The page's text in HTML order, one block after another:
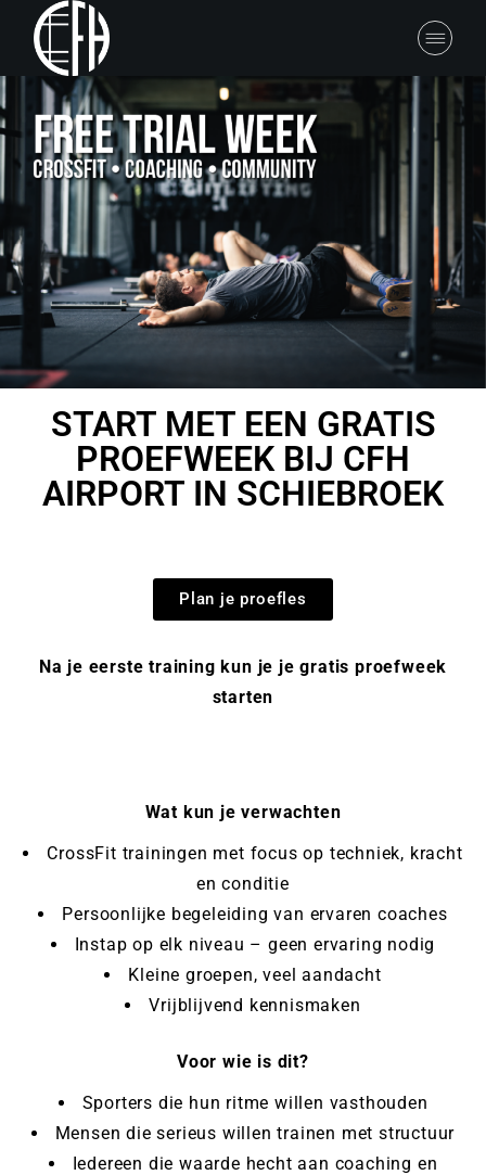
START MET EEN GRATIS
PROEFWEEK BIJ CFH
AIRPORT IN SCHIEBROEK
Plan je proefles
Na je eerste training kun je je gratis proefweek
starten
Wat kun je verwachten
CrossFit trainingen met focus op techniek, kracht
en conditie
Persoonlijke begeleiding van ervaren coaches
Instap op elk niveau – geen ervaring nodig
Kleine groepen, veel aandacht
Vrijblijvend kennismaken
Voor wie is dit?
Sporters die hun ritme willen vasthouden
Mensen die serieus willen trainen met structuur
Iedereen die waarde hecht aan coaching en